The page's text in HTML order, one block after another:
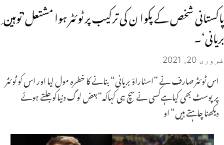
پاکستانی شخص کے پکوا ن کی ترکیب پر ٹوئٹر ہوا مشتعل’توہین ِ
بریانی‘۔
فروری 20, 2021
اس ٹوئٹر صارف نے ”اسٹاراؤ بریانی“ بنانے کا خطرہ مول لیا اور اس کو ٹوئٹر
پرپوسٹ بھی کیاہےکسی نے سچ ہی کہاکہ”بعض لوگ دنیاکو جلتے ہوئے
دیکھنا چاہتے ہیں“ او